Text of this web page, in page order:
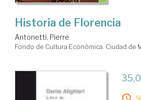
Historia de Florencia
Antonetti, Pierre
Fondo de Cultura Económica. Ciudad de